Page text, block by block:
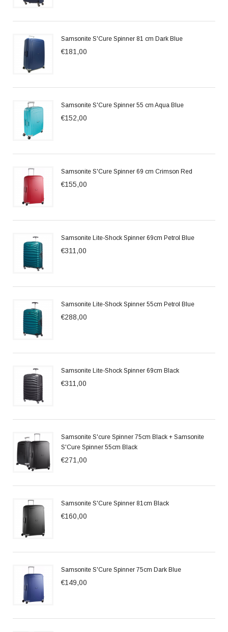
Samsonite S'Cure Spinner 81 cm Dark Blue
€181,00
Samsonite S'Cure Spinner 55 cm Aqua Blue
€152,00
Samsonite S'Cure Spinner 69 cm Crimson Red
€155,00
Samsonite Lite-Shock Spinner 69cm Petrol Blue
€311,00
Samsonite Lite-Shock Spinner 55cm Petrol Blue
€288,00
Samsonite Lite-Shock Spinner 69cm Black
€311,00
Samsonite S'cure Spinner 75cm Black + Samsonite
S'Cure Spinner 55cm Black
€271,00
Samsonite S'Cure Spinner 81cm Black
€160,00
Samsonite S'Cure Spinner 75cm Dark Blue
€149,00